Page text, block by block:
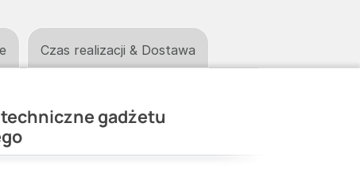
gadżetu
Czas realizacji & Dostawa